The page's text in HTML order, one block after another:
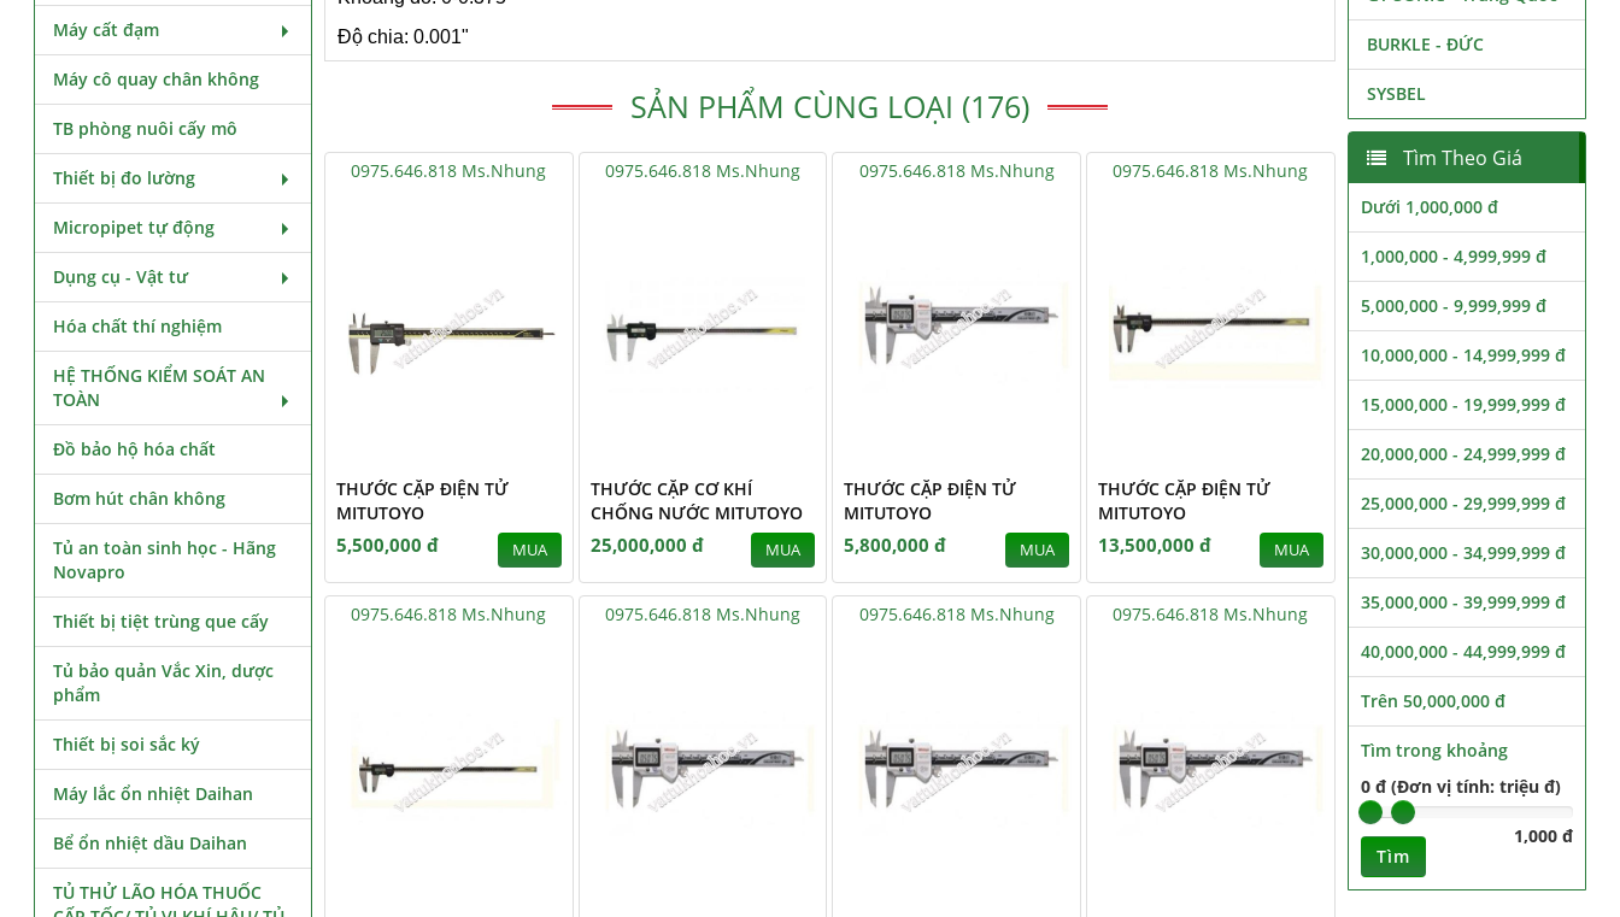
Độ chia: 0.001"
SẢN PHẨM CÙNG LOẠI (176)
0975.646.818 Ms.Nhung
THƯỚC CẶP ĐIỆN TỬ
MITUTOYO
5,500,000 đ MUA
0975.646.818 Ms.Nhung
THƯỚC CẶP CƠ KHÍ
CHỐNG NƯỚC MITUTOYO
25,000,000 đ MUA
0975.646.818 Ms.Nhung
THƯỚC CẶP ĐIỆN TỬ
MITUTOYO
5,800,000 đ MUA
0975.646.818 Ms.Nhung
THƯỚC CẶP ĐIỆN TỬ
MITUTOYO
13,500,000 đ MUA
0975.646.818 Ms.Nhung 0975.646.818 Ms.Nhung 0975.646.818 Ms.Nhung 0975.646.818 Ms.Nhung
Máy cất đạm
Máy cô quay chân không
TB phòng nuôi cấy mô
Thiết bị đo lường
Micropipet tự động
Dụng cụ - Vật tư
Hóa chất thí nghiệm
HỆ THỐNG KIỂM SOÁT AN
TOÀN
Đồ bảo hộ hóa chất
Bơm hút chân không
Tủ an toàn sinh học - Hãng
Novapro
Thiết bị tiệt trùng que cấy
Tủ bảo quản Vắc Xin, dược
phẩm
Thiết bị soi sắc ký
Máy lắc ổn nhiệt Daihan
Bể ổn nhiệt dầu Daihan
TỦ THỬ LÃO HÓA THUỐC
BURKLE - ĐỨC
SYSBEL
Tìm Theo Giá
Dưới 1,000,000 đ
1,000,000 - 4,999,999 đ
5,000,000 - 9,999,999 đ
10,000,000 - 14,999,999 đ
15,000,000 - 19,999,999 đ
20,000,000 - 24,999,999 đ
25,000,000 - 29,999,999 đ
30,000,000 - 34,999,999 đ
35,000,000 - 39,999,999 đ
40,000,000 - 44,999,999 đ
Trên 50,000,000 đ
Tìm trong khoảng
0 đ (Đơn vị tính: triệu đ)
1,000 đ
Tìm